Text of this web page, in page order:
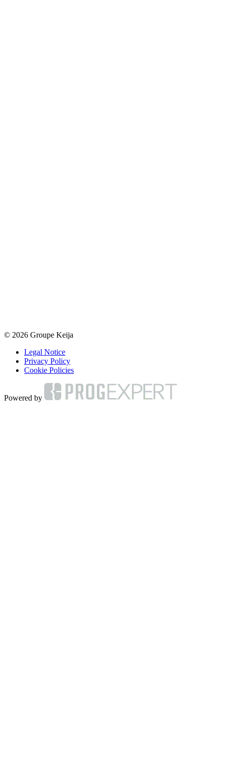
© 2026 Groupe Keija
Legal Notice
Privacy Policy
Cookie Policies
Powered by